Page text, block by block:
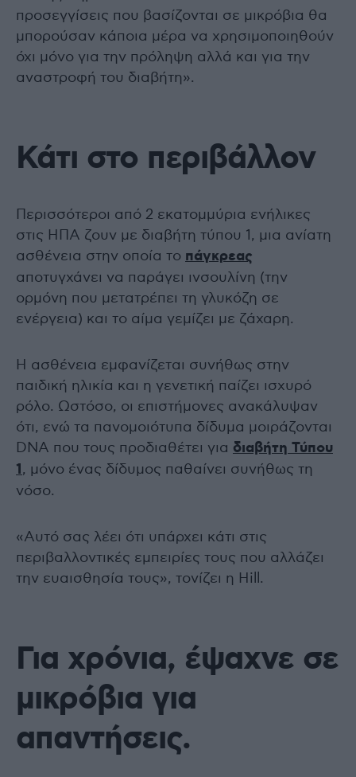
προσεγγίσεις που βασίζονται σε μικρόβια θα
μπορούσαν κάποια μέρα να χρησιμοποιηθούν
όχι μόνο για την πρόληψη αλλά και για την
αναστροφή του διαβήτη».
Κάτι στο περιβάλλον
Περισσότεροι από 2 εκατομμύρια ενήλικες
στις ΗΠΑ ζουν με διαβήτη τύπου 1, μια ανίατη
ασθένεια στην οποία το πάγκρεας
αποτυγχάνει να παράγει ινσουλίνη (την
ορμόνη που μετατρέπει τη γλυκόζη σε
ενέργεια) και το αίμα γεμίζει με ζάχαρη.
Η ασθένεια εμφανίζεται συνήθως στην
παιδική ηλικία και η γενετική παίζει ισχυρό
ρόλο. Ωστόσο, οι επιστήμονες ανακάλυψαν
ότι, ενώ τα πανομοιότυπα δίδυμα μοιράζονται
DNA που τους προδιαθέτει για διαβήτη Τύπου
1, μόνο ένας δίδυμος παθαίνει συνήθως τη
νόσο.
«Αυτό σας λέει ότι υπάρχει κάτι στις
περιβαλλοντικές εμπειρίες τους που αλλάζει
την ευαισθησία τους», τονίζει η Hill.
Για χρόνια, έψαχνε σε
μικρόβια για
απαντήσεις.